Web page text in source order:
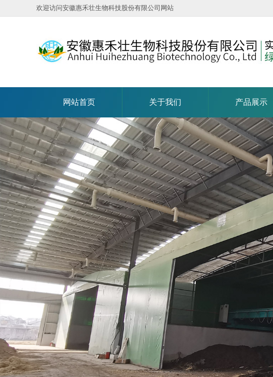
欢迎访问安徽惠禾壮生物科技股份有限公司网站
网站首页 关于我们 产品展示